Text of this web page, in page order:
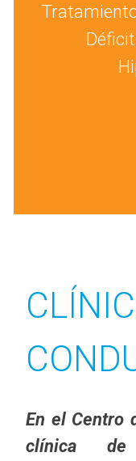
En el Centro
clínica